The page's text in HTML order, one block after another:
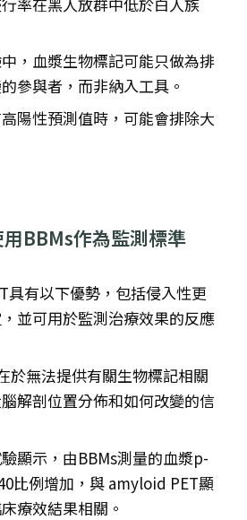
，血漿生物標記可能只做為排
參與者，而非納入工具。
陽性預測值時，可能會排除大
BBMs作為監測標準
具有以下優勢，包括侵入性更
並可用於監測治療效果的反應
於無法提供有關生物標記相關
解剖位置分佈和如何改變的信
顯示，由BBMs測量的血漿p-
比例增加，與 amyloid PET顯
療效結果相關。